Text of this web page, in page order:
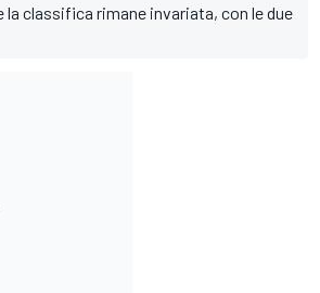
la classifica rimane invariata, con le due